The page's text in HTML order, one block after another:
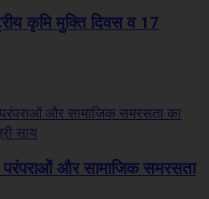
कृमि मुक्ति दिवस व 17
और सामाजिक समरसता